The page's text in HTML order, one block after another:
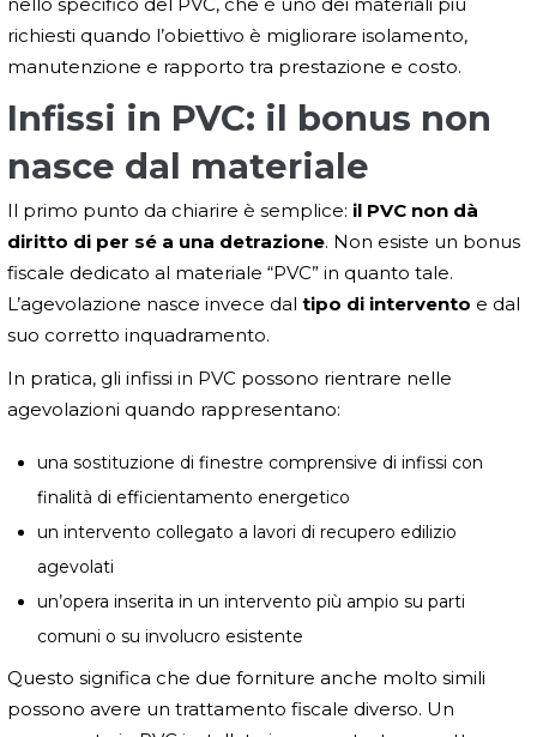
richiesti quando l’obiettivo è migliorare isolamento,
manutenzione e rapporto tra prestazione e costo.
Infissi in PVC: il bonus non
nasce dal materiale
Il primo punto da chiarire è semplice: il PVC non dà
diritto di per sé a una detrazione. Non esiste un bonus
fiscale dedicato al materiale “PVC” in quanto tale.
L’agevolazione nasce invece dal tipo di intervento e dal
suo corretto inquadramento.
In pratica, gli infissi in PVC possono rientrare nelle
agevolazioni quando rappresentano:
una sostituzione di finestre comprensive di infissi con
finalità di efficientamento energetico
un intervento collegato a lavori di recupero edilizio
agevolati
un’opera inserita in un intervento più ampio su parti
comuni o su involucro esistente
Questo significa che due forniture anche molto simili
possono avere un trattamento fiscale diverso. Un